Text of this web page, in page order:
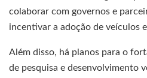
colaborar com governos e
incentivar a adoção de veículos
Além disso, há planos para o
de pesquisa e desenvolvimento